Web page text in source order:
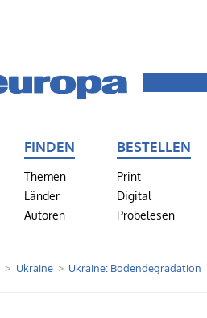
FINDEN
Themen
Länder
Autoren
BESTELLEN
Print
Digital
Probelesen
Ukraine Ukraine: Bodendegradation